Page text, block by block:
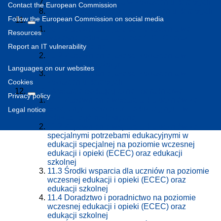
9.7 Kadra kierownicza w kształceniu dorosłych
Pozostały personel w kształceniu dorosłych
10.Zapewnianie jakości kształcenia
edukacji szkolnej
szkolnictwie wyższym
11.
11.1
specjalnymi potrzebami edukacyjnymi w
edukacji specjalnej na poziomie wczesnej
edukacji i opieki (ECEC) oraz edukacji
szkolnej
11.3 Środki wsparcia dla uczniów na poziomie
wczesnej edukacji i opieki (ECEC) oraz
edukacji szkolnej
11.4 Doradztwo i poradnictwo na poziomie
wczesnej edukacji i opieki (ECEC) oraz
edukacji szkolnej
Contact the European Commission
Follow the European Commission on social media
Resources
Report an IT vulnerability
Languages on our websites
Cookies
Privacy policy
Legal notice